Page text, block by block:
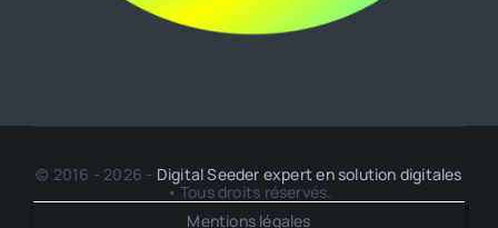
© 2016 - 2026 - Digital Seeder expert en solution digitales
• Tous droits réservés.
Mentions légales